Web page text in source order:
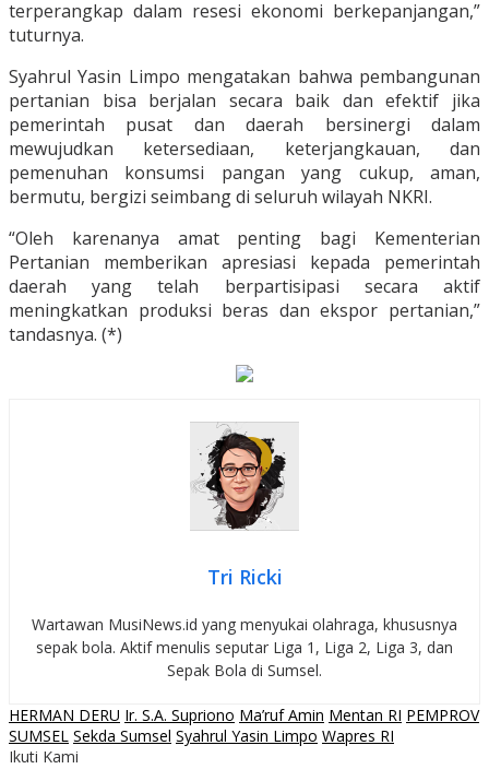
terperangkap dalam resesi ekonomi berkepanjangan,”
tuturnya.
Syahrul Yasin Limpo mengatakan bahwa pembangunan
pertanian bisa berjalan secara baik dan efektif jika
pemerintah pusat dan daerah bersinergi dalam
mewujudkan ketersediaan, keterjangkauan, dan
pemenuhan konsumsi pangan yang cukup, aman,
bermutu, bergizi seimbang di seluruh wilayah NKRI.
“Oleh karenanya amat penting bagi Kementerian
Pertanian memberikan apresiasi kepada pemerintah
daerah yang telah berpartisipasi secara aktif
meningkatkan produksi beras dan ekspor pertanian,”
tandasnya. (*)
Tri Ricki
Wartawan MusiNews.id yang menyukai olahraga, khususnya
sepak bola. Aktif menulis seputar Liga 1, Liga 2, Liga 3, dan
Sepak Bola di Sumsel.
HERMAN DERU Ir. S.A. Supriono Ma’ruf Amin Mentan RI PEMPROV
SUMSEL Sekda Sumsel Syahrul Yasin Limpo Wapres RI
Ikuti Kami